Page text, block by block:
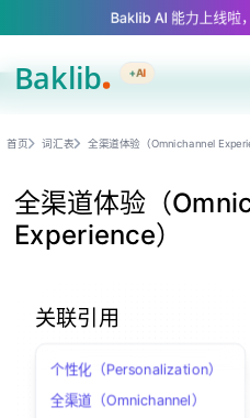
A Markdown version of this page
Baklib AI 能力上线啦，
+AI
首页 词汇表 全渠道体验（Omnichannel
全渠道体验（
Experience）
关联引用
个性化（Personalization）
全渠道（Omnichannel）